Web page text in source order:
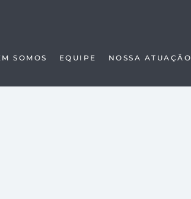
SOMOS EQUIPE NOSSA ATUAÇÃO